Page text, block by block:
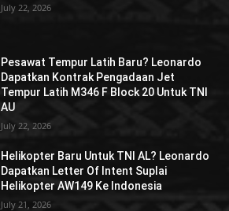
July 22, 2026
Pesawat Tempur Latih Baru? Leonardo
Dapatkan Kontrak Pengadaan Jet
Tempur Latih M346 F Block 20 Untuk TNI
AU
July 22, 2026
Helikopter Baru Untuk TNI AL? Leonardo
Dapatkan Letter Of Intent Suplai
Helikopter AW149 Ke Indonesia
July 21, 2026